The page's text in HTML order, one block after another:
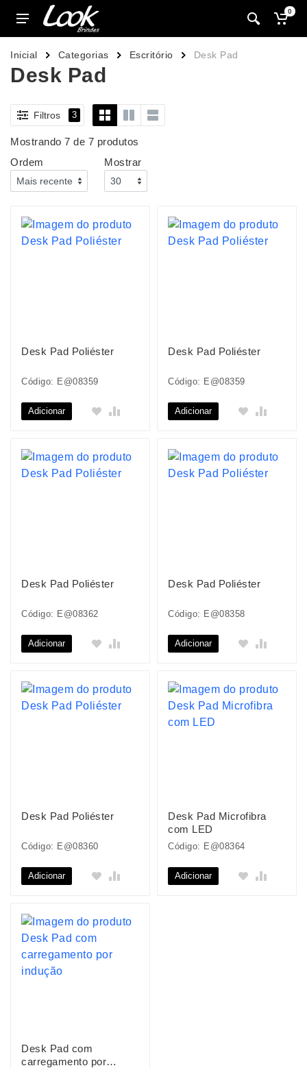
0
Inicial Categorias Escritório Desk Pad
Desk Pad
Filtros 3
Mostrando 7 de 7 produtos
Ordem
Mostrar
Desk Pad Poliéster
Código: E@08359
Adicionar
Desk Pad Poliéster
Código: E@08359
Adicionar
Desk Pad Poliéster
Código: E@08362
Adicionar
Desk Pad Poliéster
Código: E@08358
Adicionar
Desk Pad Poliéster
Código: E@08360
Adicionar
Desk Pad Microfibra
com LED
Código: E@08364
Adicionar
Desk Pad com
carregamento por